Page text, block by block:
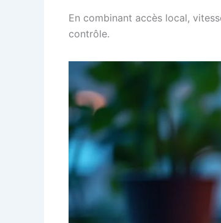
En combinant accès local,
contrôle.